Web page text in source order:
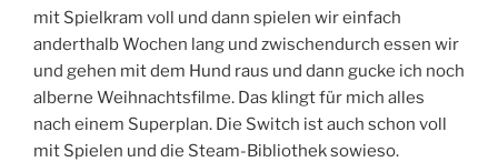
mit Spielkram voll und dann spielen wir einfach
anderthalb Wochen lang und zwischendurch essen wir
und gehen mit dem Hund raus und dann gucke ich noch
alberne Weihnachtsfilme. Das klingt für mich alles
nach einem Superplan. Die Switch ist auch schon voll
mit Spielen und die Steam-Bibliothek sowieso.